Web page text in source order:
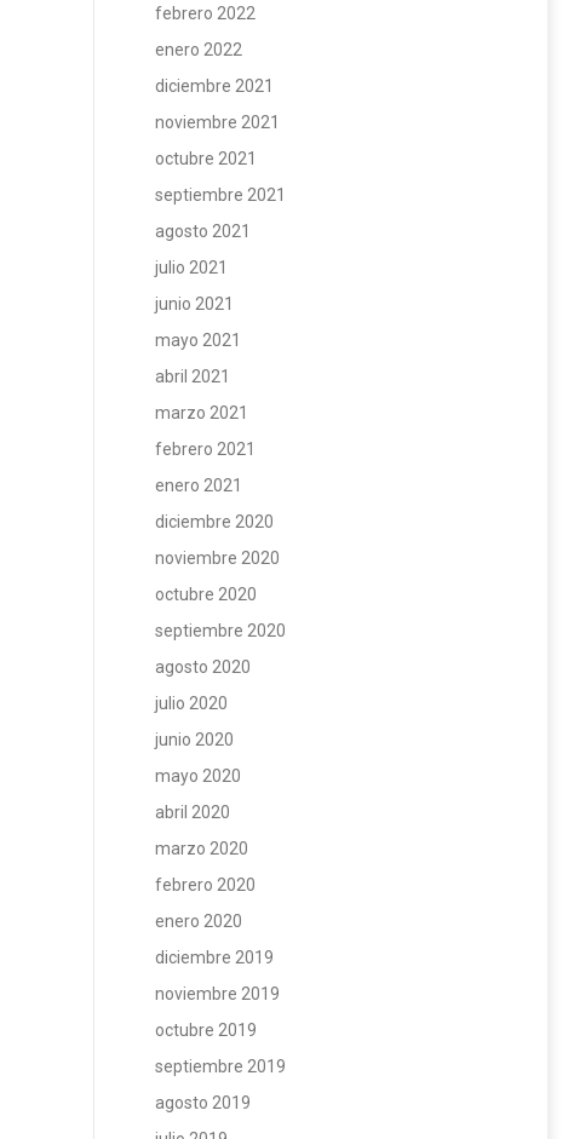
febrero 2022
enero 2022
diciembre 2021
noviembre 2021
octubre 2021
septiembre 2021
agosto 2021
julio 2021
junio 2021
mayo 2021
abril 2021
marzo 2021
febrero 2021
enero 2021
diciembre 2020
noviembre 2020
octubre 2020
septiembre 2020
agosto 2020
julio 2020
junio 2020
mayo 2020
abril 2020
marzo 2020
febrero 2020
enero 2020
diciembre 2019
noviembre 2019
octubre 2019
septiembre 2019
agosto 2019